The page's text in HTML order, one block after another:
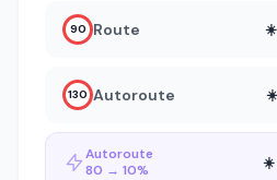
90 Route ☀️
130 Autoroute ☀️
Autoroute
80 → 10%
☀️